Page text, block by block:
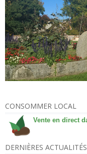
CONSOMMER LOCAL
Vente en direct
DERNIÈRES ACTUALITÉS